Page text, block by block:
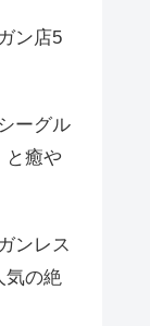
ン店5
ーグル
と癒や
ンレス
気の絶